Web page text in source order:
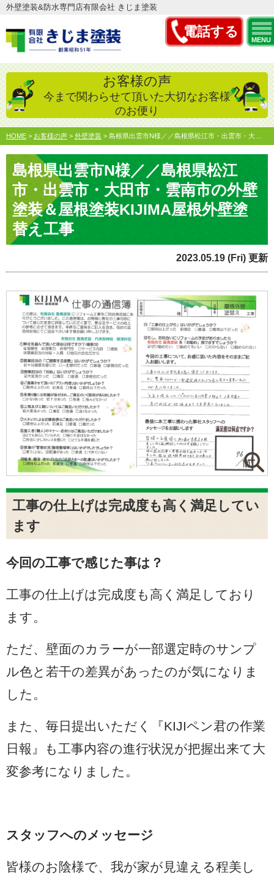
電話する
MENU
外壁塗装&防水専門店有限会社 きじま塗装
お客様の声
今まで関わらせて頂いた大切なお客様
のお便り
HOME > お客様の声 > 外壁塗装 > 島根県出雲市N様／／島根県松江市・出雲市・大田市・雲南市の…
島根県出雲市N様／／島根県松江
市・出雲市・大田市・雲南市の外壁
塗装＆屋根塗装KIJIMA屋根外壁塗
替え工事
2023.05.19 (Fri) 更新
工事の仕上げは完成度も高く満足してい
ます
今回の工事で感じた事は？
工事の仕上げは完成度も高く満足しており
ます。
ただ、壁面のカラーが一部選定時のサンプ
ル色と若干の差異があったのが気になりま
した。
また、毎日提出いただく『KIJIペン君の作業
日報』も工事内容の進行状況が把握出来て大
変参考になりました。
スタッフへのメッセージ
皆様のお陰様で、我が家が見違える程美し